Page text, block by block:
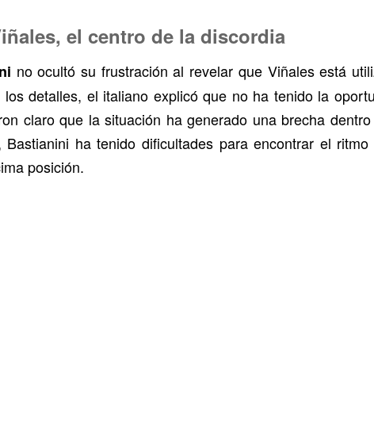
el centro de la discordia
no ocultó su frustración al revelar que Viñales está
detalles, el italiano explicó que no ha tenido la
claro que la situación ha generado una brecha
ha tenido dificultades para encontrar el
posición.